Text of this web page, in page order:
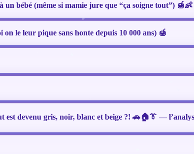
bébé (même si mamie jure que “ça soigne tout”) 🍯👶
le leur pique sans honte depuis 10 000 ans) 🍯
est devenu gris, noir, blanc et beige ?! 🚗🏠👔 —